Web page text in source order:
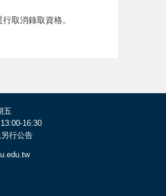
取消錄取資格。
五
16:30
行公告